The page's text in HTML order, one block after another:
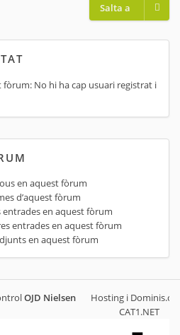
Salta a
fòrum: No hi ha cap usuari registrat i
en aquest fòrum
d’aquest fòrum
en aquest fòrum
entrades en aquest fòrum
en aquest fòrum
OJD Nielsen
Hosting i
CAT1.NET